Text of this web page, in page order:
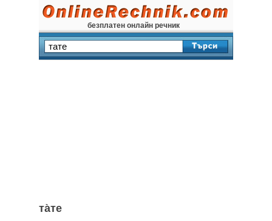
безплатен онлайн речник
та̀те